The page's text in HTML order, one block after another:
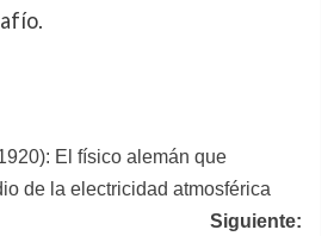
El físico alemán que
de la electricidad atmosférica
Siguiente: